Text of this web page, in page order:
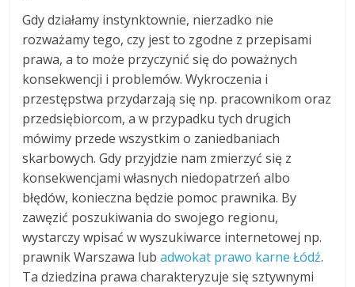
Gdy działamy instynktownie, nierzadko nie
rozważamy tego, czy jest to zgodne z przepisami
prawa, a to może przyczynić się do poważnych
konsekwencji i problemów. Wykroczenia i
przestępstwa przydarzają się np. pracownikom oraz
przedsiębiorcom, a w przypadku tych drugich
mówimy przede wszystkim o zaniedbaniach
skarbowych. Gdy przyjdzie nam zmierzyć się z
konsekwencjami własnych niedopatrzeń albo
błędów, konieczna będzie pomoc prawnika. By
zawęzić poszukiwania do swojego regionu,
wystarczy wpisać w wyszukiwarce internetowej np.
prawnik Warszawa lubadwokat prawo karne Łódź.
Ta dziedzina prawa charakteryzuje się sztywnymi